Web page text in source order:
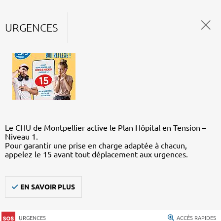
URGENCES
Le CHU de Montpellier active le Plan Hôpital en Tension –
Niveau 1.
Pour garantir une prise en charge adaptée à chacun,
appelez le 15 avant tout déplacement aux urgences.
EN SAVOIR PLUS
URGENCES ACCÈS RAPIDES